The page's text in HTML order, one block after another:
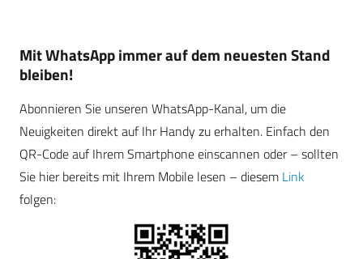
Mit WhatsApp immer auf dem neuesten Stand
bleiben!
Abonnieren Sie unseren WhatsApp-Kanal, um die
Neuigkeiten direkt auf Ihr Handy zu erhalten. Einfach den
QR-Code auf Ihrem Smartphone einscannen oder – sollten
Sie hier bereits mit Ihrem Mobile lesen – diesem Link
folgen: